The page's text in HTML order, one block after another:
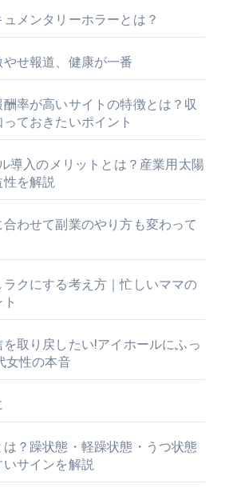
メンタリーホラーとは？
せ報道、健康が一番
率が高いサイトの特徴とは？収
ておきたいポイント
導入のメリットとは？産業用太陽
を解説
わせて副業のやり方も変わって
クにする考え方｜忙しいママの
取り戻したい!アイホールにふっ
女性の本音
？躁状態・軽躁状態・うつ状態
サインを解説